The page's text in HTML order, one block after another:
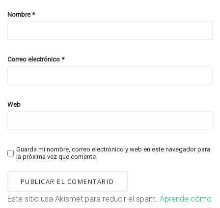
Nombre*
Correo electrónico *
Web
Guarda mi nombre, correo electrónico y web en este navegador para
la próxima vez que comente.
Este sitio usa Akismet para reducir el spam. Aprende cómo